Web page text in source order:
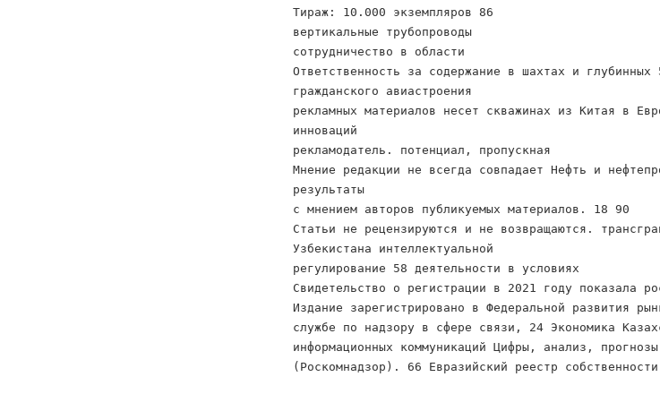
Тираж: 10.000 экземпляров 86
вертикальные трубопроводы
сотрудничество в области
Ответственность за содержание в шахтах и глубинных
гражданского авиастроения
рекламных материалов несет скважинах из Китая в
инноваций
рекламодатель. потенциал, пропускная
Мнение редакции не всегда совпадает Нефть и
результаты
с мнением авторов публикуемых материалов. 18 90
Статьи не рецензируются и не возвращаются.
Узбекистана интеллектуальной
регулирование 58 деятельности в условиях
Свидетельство о регистрации в 2021 году показала
Издание зарегистрировано в Федеральной развития
службе по надзору в сфере связи, 24 Экономика
информационных коммуникаций Цифры, анализ,
(Роскомнадзор). 66 Евразийский реестр собственности